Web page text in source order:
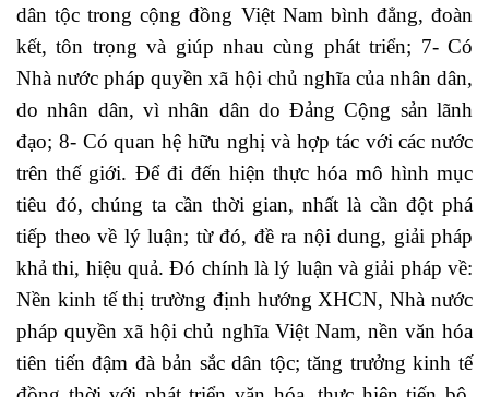
dân tộc trong cộng đồng Việt Nam bình đẳng, đoàn
kết, tôn trọng và giúp nhau cùng phát triển; 7- Có
Nhà nước pháp quyền xã hội chủ nghĩa của nhân dân,
do nhân dân, vì nhân dân do Đảng Cộng sản lãnh
đạo; 8- Có quan hệ hữu nghị và hợp tác với các nước
trên thế giới. Để đi đến hiện thực hóa mô hình mục
tiêu đó, chúng ta cần thời gian, nhất là cần đột phá
tiếp theo về lý luận; từ đó, đề ra nội dung, giải pháp
khả thi, hiệu quả. Đó chính là lý luận và giải pháp về:
Nền kinh tế thị trường định hướng XHCN, Nhà nước
pháp quyền xã hội chủ nghĩa Việt Nam, nền văn hóa
tiên tiến đậm đà bản sắc dân tộc; tăng trưởng kinh tế